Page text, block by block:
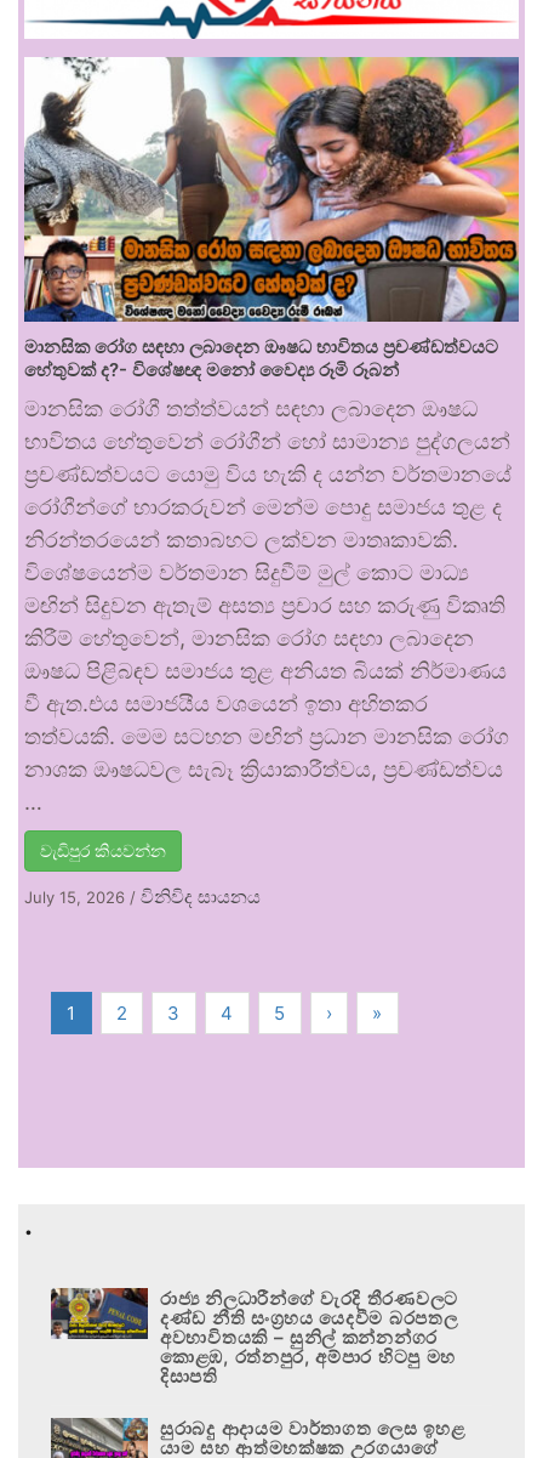
මානසික රෝග සඳහා ලබාදෙන ඖෂධ භාවිතය ප්‍රචණ්ඩත්වයට
හේතුවක් ද?- විශේෂඥ මනෝ වෛද්‍ය රූමි රූබන්
මානසික රෝගී තත්ත්වයන් සඳහා ලබාදෙන ඖෂධ
භාවිතය හේතුවෙන් රෝගීන් හෝ සාමාන්‍ය පුද්ගලයන්
ප්‍රචණ්ඩත්වයට යොමු විය හැකි ද යන්න වර්තමානයේ
රෝගීන්ගේ භාරකරුවන් මෙන්ම පොදු සමාජය තුළ ද
නිරන්තරයෙන් කතාබහට ලක්වන මාතෘකාවකි.
විශේෂයෙන්ම වර්තමාන සිදුවීම් මුල් කොට මාධ්‍ය
මඟින් සිදුවන ඇතැම් අසත්‍ය ප්‍රචාර සහ කරුණු විකෘති
කිරීම් හේතුවෙන්, මානසික රෝග සඳහා ලබාදෙන
ඖෂධ පිළිබඳව සමාජය තුළ අනියත බියක් නිර්මාණය
වී ඇත.එය සමාජයීය වශයෙන් ඉතා අහිතකර
තත්වයකි. මෙම සටහන මඟින් ප්‍රධාන මානසික රෝග
නාශක ඖෂධවල සැබෑ ක්‍රියාකාරීත්වය, ප්‍රචණ්ඩත්වය
…
වැඩිපුර කියවන්න
July 15, 2026 / විනිවිද සායනය
1 2 3 4 5 › »
.
රාජ්‍ය නිලධාරීන්ගේ වැරදි තීරණවලට
දණ්ඩ නීති සංග්‍රහය යෙදවීම බරපතල
අවභාවිතයකි – සුනිල් කන්නන්ගර
කොළඹ, රත්නපුර, අම්පාර හිටපු මහ
දිසාපති
සුරාබදු ආදායම වාර්තාගත ලෙස ඉහළ
යාම සහ ආත්මභක්ෂක උරගයාගේ